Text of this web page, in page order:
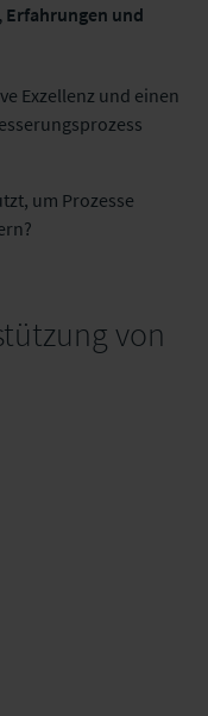
und
Exzellenz und einen
um Prozesse
von